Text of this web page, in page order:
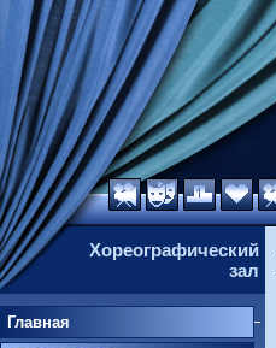
Хореографический
зал
Главная